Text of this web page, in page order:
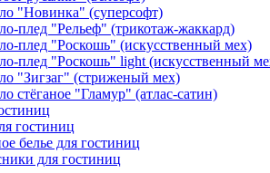
"Новинка" (суперсофт)
плед "Рельеф" (трикотаж-жаккард)
плед "Роскошь" (искусственный мех)
плед "Роскошь" light (искусственный
"Зигзаг" (стриженый мех)
стёганое "Гламур" (атлас-сатин)
гостиниц
белье для гостиниц
для гостиниц